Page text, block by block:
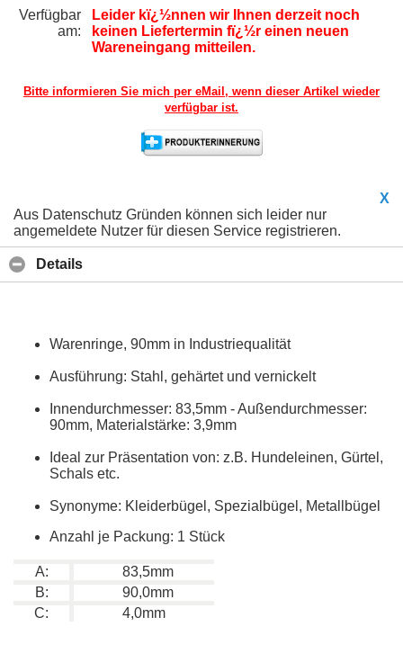
Verfügbar
am:
Leider kï¿½nnen wir Ihnen derzeit noch
keinen Liefertermin fï¿½r einen neuen
Wareneingang mitteilen.
Bitte informieren Sie mich per eMail, wenn dieser Artikel wieder
verfügbar ist.
X
Aus Datenschutz Gründen können sich leider nur
angemeldete Nutzer für diesen Service registrieren.
Details
Warenringe, 90mm in Industriequalität
Ausführung: Stahl, gehärtet und vernickelt
Innendurchmesser: 83,5mm - Außendurchmesser:
90mm, Materialstärke: 3,9mm
Ideal zur Präsentation von: z.B. Hundeleinen, Gürtel,
Schals etc.
Synonyme: Kleiderbügel, Spezialbügel, Metallbügel
Anzahl je Packung: 1 Stück
A:
83,5mm
B:
90,0mm
C:
4,0mm